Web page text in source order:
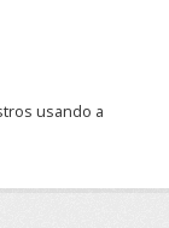
usando a